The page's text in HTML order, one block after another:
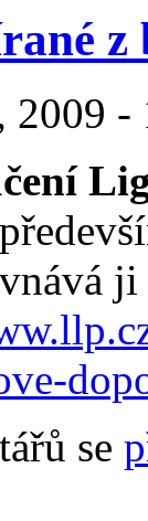
2009
se